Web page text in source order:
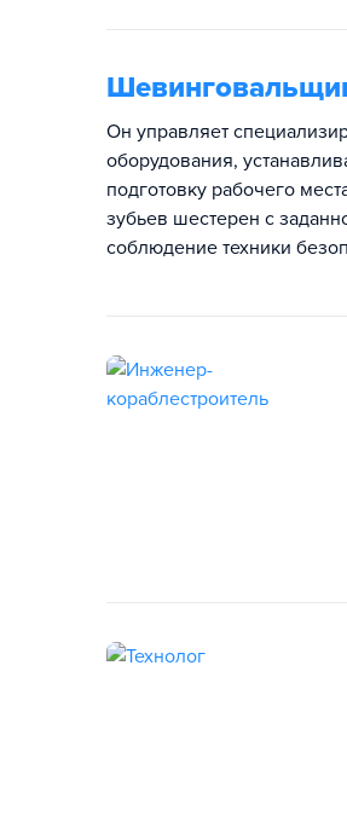
Он управляет
оборудования,
подготовку рабочего
зубьев шестерен с
соблюдение техники